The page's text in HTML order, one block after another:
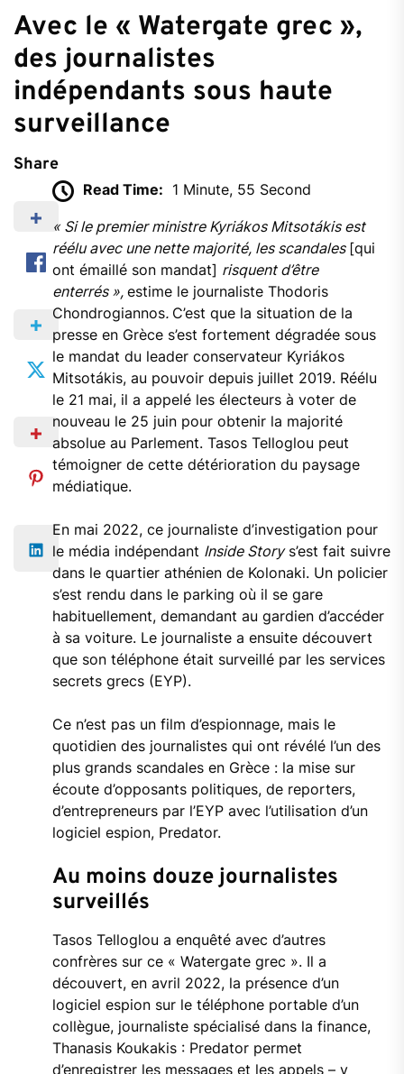
Avec le « Watergate grec »,
des journalistes
indépendants sous haute
surveillance
Share
Read Time: 1 Minute, 55 Second
« Si le premier ministre Kyriákos Mitsotákis est
réélu avec une nette majorité, les scandales [qui
ont émaillé son mandat] risquent d’être
enterrés », estime le journaliste Thodoris
Chondrogiannos. C’est que la situation de la
presse en Grèce s’est fortement dégradée sous
le mandat du leader conservateur Kyriákos
Mitsotákis, au pouvoir depuis juillet 2019. Réélu
le 21 mai, il a appelé les électeurs à voter de
nouveau le 25 juin pour obtenir la majorité
absolue au Parlement. Tasos Telloglou peut
témoigner de cette détérioration du paysage
médiatique.
En mai 2022, ce journaliste d’investigation pour
le média indépendant Inside Storys’est fait suivre
dans le quartier athénien de Kolonaki. Un policier
s’est rendu dans le parking où il se gare
habituellement, demandant au gardien d’accéder
à sa voiture. Le journaliste a ensuite découvert
que son téléphone était surveillé par les services
secrets grecs (EYP).
Ce n’est pas un film d’espionnage, mais le
quotidien des journalistes qui ont révélé l’un des
plus grands scandales en Grèce : la mise sur
écoute ­d’opposants politiques, de reporters,
d’entrepreneurs par l’EYP avec l’utilisation d’un
logiciel espion, Predator.
Au moins douze journalistes
surveillés
Tasos Telloglou a enquêté avec d’autres
confrères sur ce « Watergate grec ». Il a
découvert, en avril 2022, la présence d’un
logiciel espion sur le téléphone portable d’un
collègue, journaliste spécialisé dans la finance,
Thanasis Koukakis : Predator permet
d’enregistrer les messages et les appels – y